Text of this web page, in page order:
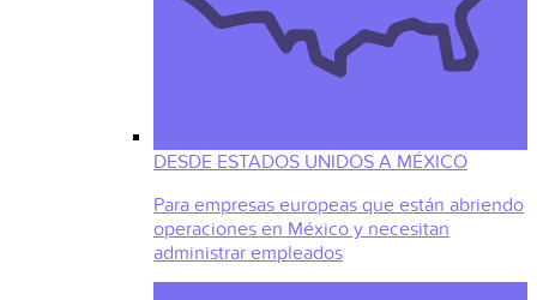
DESDE ESTADOS UNIDOS A MÉXICO
Para empresas europeas que están abriendo
operaciones en México y necesitan
administrar empleados